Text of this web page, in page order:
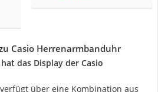
Casio Herrenarmbanduhr
das Display der Casio
über eine Kombination aus